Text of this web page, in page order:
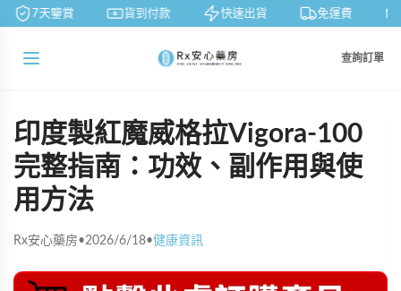
7天鑒賞 貨到付款 快速出貨 免運費
查詢訂單
印度製紅魔威格拉Vigora-100
完整指南：功效、副作用與使
用方法
Rx安心藥房•2026/6/18•健康資訊